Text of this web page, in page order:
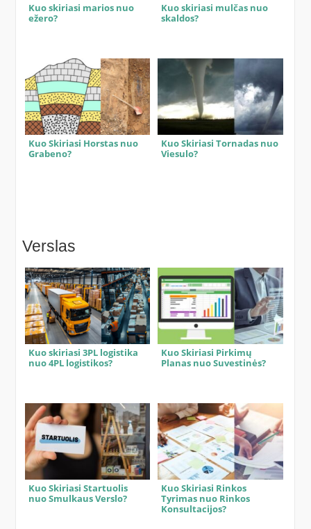
Kuo skiriasi marios nuo
ežero?
Kuo skiriasi mulčas nuo
skaldos?
Kuo Skiriasi Horstas nuo
Grabeno?
Kuo Skiriasi Tornadas nuo
Viesulo?
Verslas
Kuo skiriasi 3PL logistika
nuo 4PL logistikos?
Kuo Skiriasi Pirkimų
Planas nuo Suvestinės?
Kuo Skiriasi Startuolis
nuo Smulkaus Verslo?
Kuo Skiriasi Rinkos
Tyrimas nuo Rinkos
Konsultacijos?